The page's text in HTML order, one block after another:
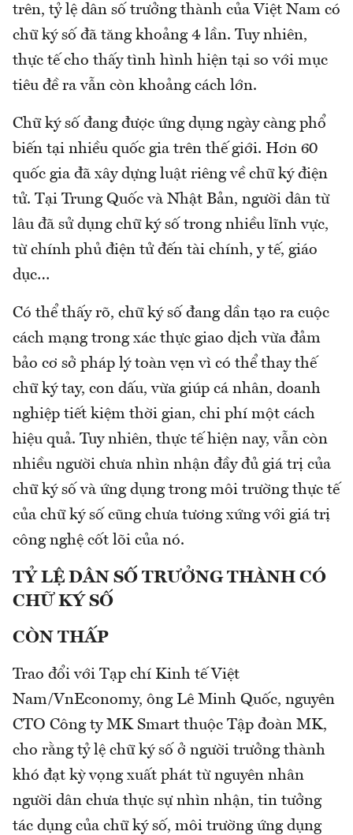
trên, tỷ lệ dân số trưởng thành của Việt Nam có
chữ ký số đã tăng khoảng 4 lần. Tuy nhiên,
thực tế cho thấy tình hình hiện tại so với mục
tiêu đề ra vẫn còn khoảng cách lớn.
Chữ ký số đang được ứng dụng ngày càng phổ
biến tại nhiều quốc gia trên thế giới. Hơn 60
quốc gia đã xây dựng luật riêng về chữ ký điện
tử. Tại Trung Quốc và Nhật Bản, người dân từ
lâu đã sử dụng chữ ký số trong nhiều lĩnh vực,
từ chính phủ điện tử đến tài chính, y tế, giáo
dục…
Có thể thấy rõ, chữ ký số đang dần tạo ra cuộc
cách mạng trong xác thực giao dịch vừa đảm
bảo cơ sở pháp lý toàn vẹn vì có thể thay thế
chữ ký tay, con dấu, vừa giúp cá nhân, doanh
nghiệp tiết kiệm thời gian, chi phí một cách
hiệu quả. Tuy nhiên, thực tế hiện nay, vẫn còn
nhiều người chưa nhìn nhận đầy đủ giá trị của
chữ ký số và ứng dụng trong môi trường thực tế
của chữ ký số cũng chưa tương xứng với giá trị
công nghệ cốt lõi của nó.
TỶ LỆ DÂN SỐ TRƯỞNG THÀNH CÓ
CHỮ KÝ SỐ
CÒN THẤP
Trao đổi với Tạp chí Kinh tế Việt
Nam/VnEconomy, ông Lê Minh Quốc, nguyên
CTO Công ty MK Smart thuộc Tập đoàn MK,
cho rằng tỷ lệ chữ ký số ở người trưởng thành
khó đạt kỳ vọng xuất phát từ nguyên nhân
người dân chưa thực sự nhìn nhận, tin tưởng
tác dụng của chữ ký số, môi trường ứng dụng